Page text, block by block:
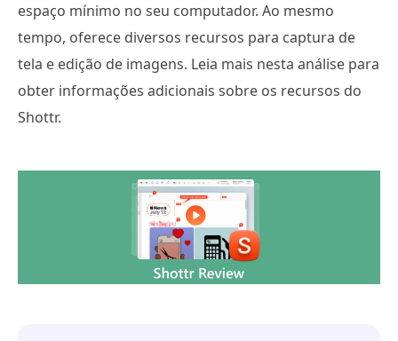
espaço mínimo no seu computador. Ao mesmo
tempo, oferece diversos recursos para captura de
tela e edição de imagens. Leia mais nesta análise para
obter informações adicionais sobre os recursos do
Shottr.